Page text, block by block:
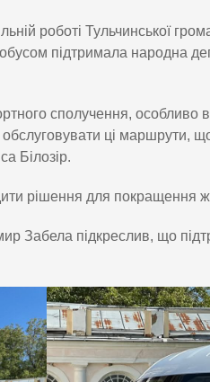
роботі Тульчинської
підтримала народна
сполучення, особливо
ці маршрути,
Білозір.
рішення для покращення
Забела підкреслив, що